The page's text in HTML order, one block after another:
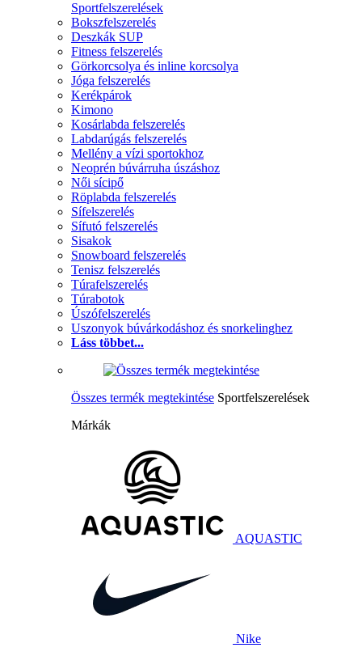
Sportfelszerelések
Bokszfelszerelés
Deszkák SUP
Fitness felszerelés
Görkorcsolya és inline korcsolya
Jóga felszerelés
Kerékpárok
Kimono
Kosárlabda felszerelés
Labdarúgás felszerelés
Mellény a vízi sportokhoz
Neoprén búvárruha úszáshoz
Női sícipő
Röplabda felszerelés
Sífelszerelés
Sífutó felszerelés
Sisakok
Snowboard felszerelés
Tenisz felszerelés
Túrafelszerelés
Túrabotok
Úszófelszerelés
Uszonyok búvárkodáshoz és snorkelinghez
Láss többet...
Összes termék megtekintése Sportfelszerelések
Márkák
AQUASTIC
Nike